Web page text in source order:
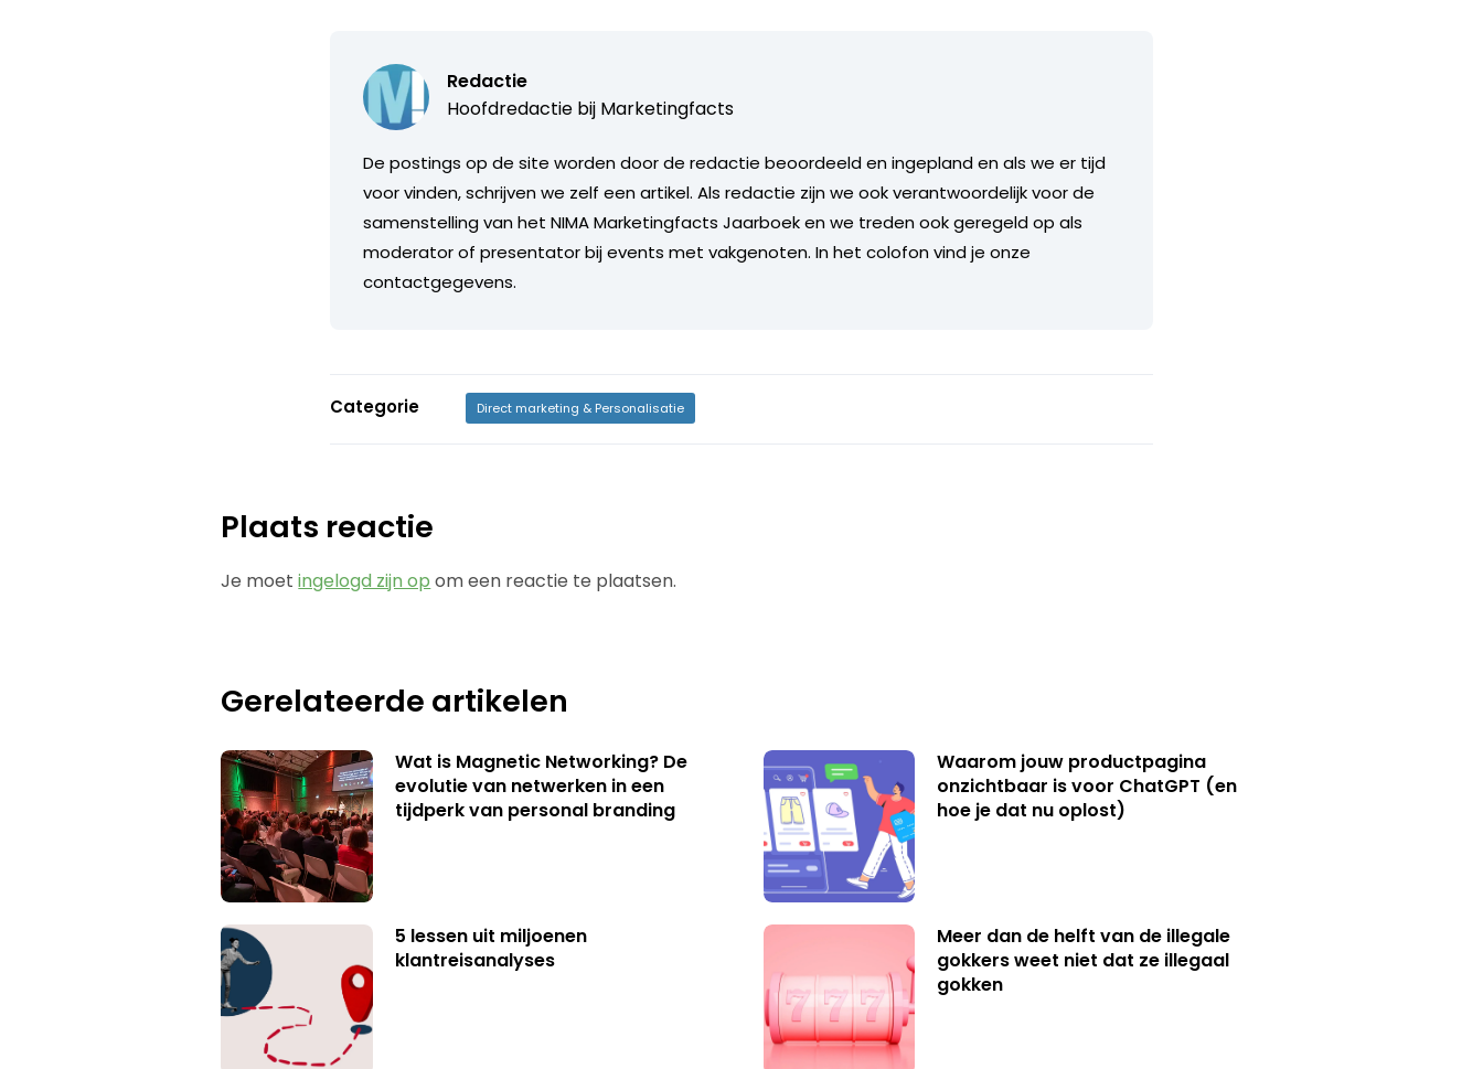
Redactie
Hoofdredactie bij Marketingfacts
De postings op de site worden door de redactie beoordeeld en ingepland en als we er tijd
voor vinden, schrijven we zelf een artikel. Als redactie zijn we ook verantwoordelijk voor de
samenstelling van het NIMA Marketingfacts Jaarboek en we treden ook geregeld op als
moderator of presentator bij events met vakgenoten. In het colofon vind je onze
contactgegevens.
Categorie Direct marketing & Personalisatie
Plaats reactie
Je moetingelogd zijn op om een reactie te plaatsen.
Gerelateerde artikelen
Wat is Magnetic Networking? De
evolutie van netwerken in een
tijdperk van personal branding
Waarom jouw productpagina
onzichtbaar is voor ChatGPT (en
hoe je dat nu oplost)
5 lessen uit miljoenen
klantreisanalyses
Meer dan de helft van de illegale
gokkers weet niet dat ze illegaal
gokken